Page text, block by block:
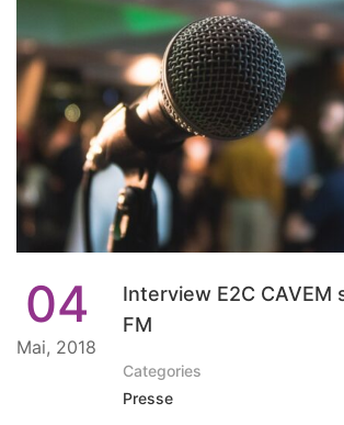
04
Mai, 2018
Interview E2C CAVEM
FM
Categories
Presse